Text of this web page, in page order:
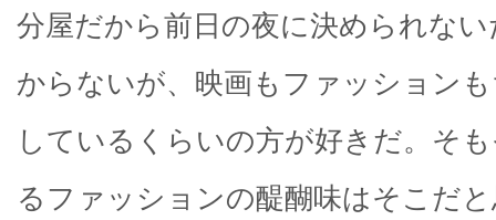
分屋だから前日の夜に決められな
からないが、映画もファッション
しているくらいの方が好きだ。そ
るファッションの醍醐味はそこだ